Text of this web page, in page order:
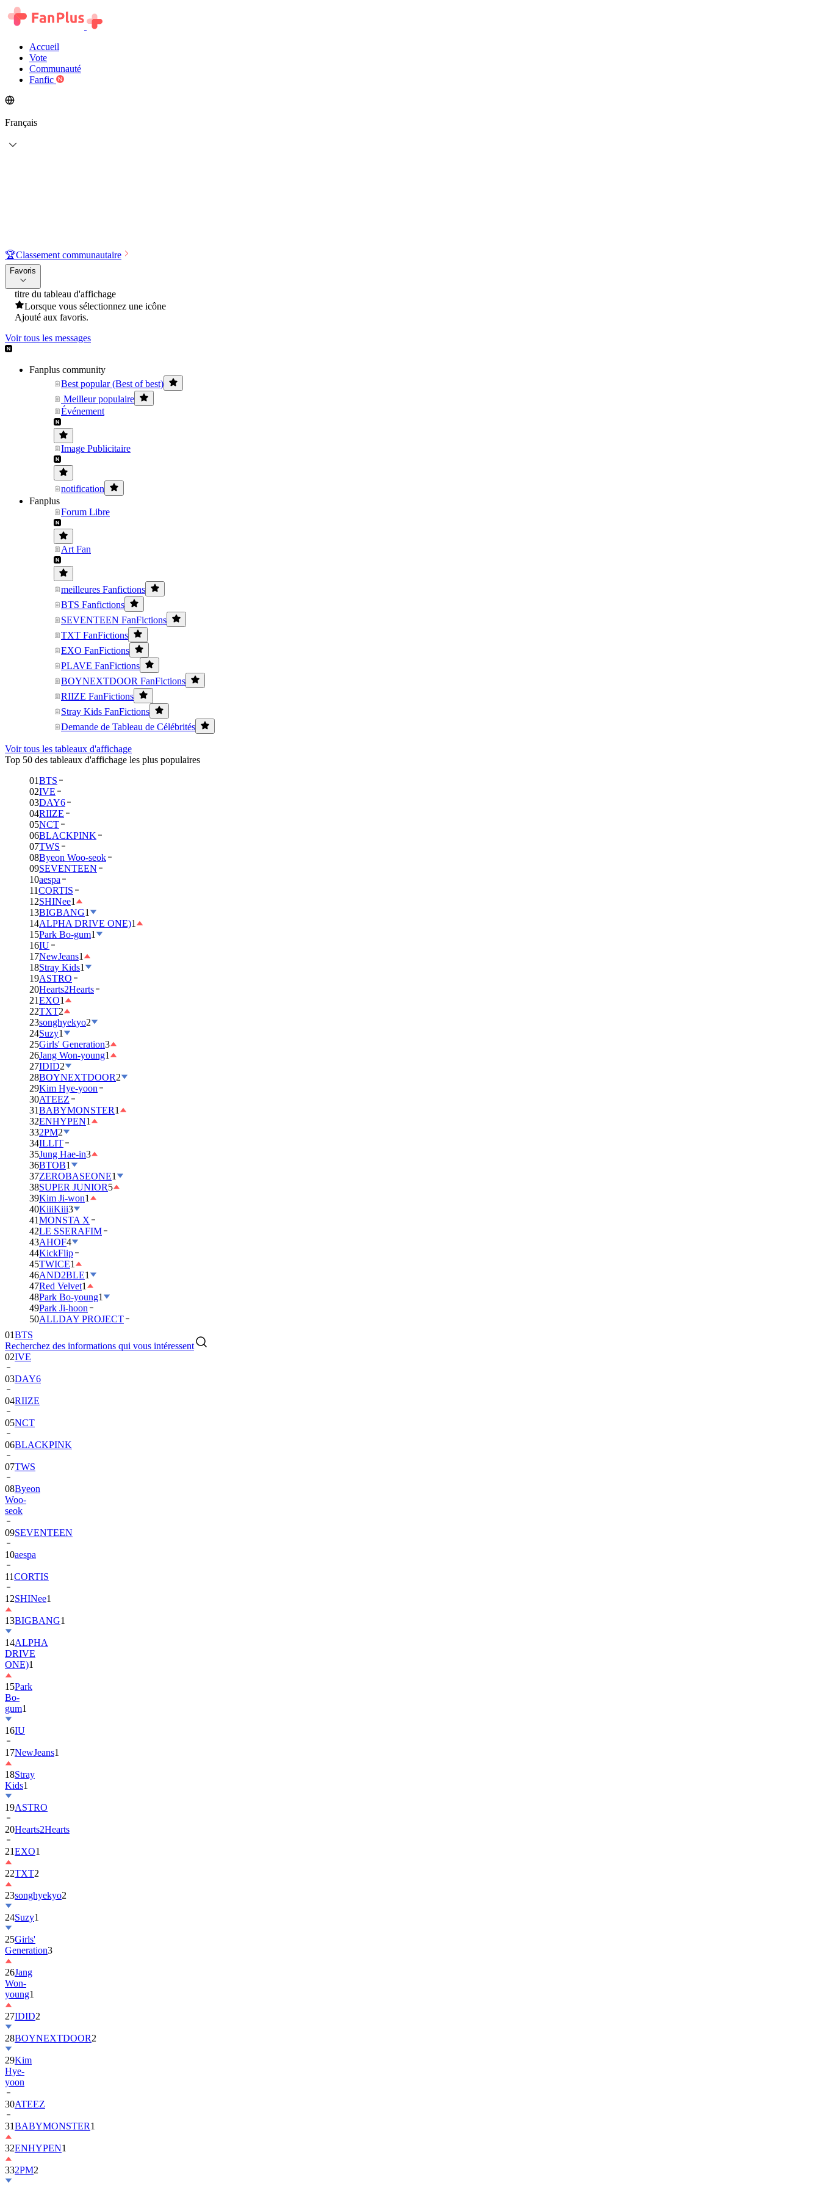
Accueil
Vote
Communauté
Fanfic
Français
🏆Classement communautaire
Favoris
titre du tableau d'affichage
Lorsque vous sélectionnez une icône
Ajouté aux favoris.
Voir tous les messages
Fanplus community
Best popular (Best of best)
Meilleur populaire
Événement
Image Publicitaire
notification
Fanplus
Forum Libre
Art Fan
meilleures Fanfictions
BTS Fanfictions
SEVENTEEN FanFictions
TXT FanFictions
EXO FanFictions
PLAVE FanFictions
BOYNEXTDOOR FanFictions
RIIZE FanFictions
Stray Kids FanFictions
Demande de Tableau de Célébrités
Voir tous les tableaux d'affichage
Top 50 des tableaux d'affichage les plus populaires
01BTS
02IVE
03DAY6
04RIIZE
05NCT
06BLACKPINK
07TWS
08Byeon Woo-seok
09SEVENTEEN
10aespa
11CORTIS
12SHINee1
13BIGBANG1
14ALPHA DRIVE ONE)1
15Park Bo-gum1
16IU
17NewJeans1
18Stray Kids1
19ASTRO
20Hearts2Hearts
21EXO1
22TXT2
23songhyekyo2
24Suzy1
25Girls' Generation3
26Jang Won-young1
27IDID2
28BOYNEXTDOOR2
29Kim Hye-yoon
30ATEEZ
31BABYMONSTER1
32ENHYPEN1
332PM2
34ILLIT
35Jung Hae-in3
36BTOB1
37ZEROBASEONE1
38SUPER JUNIOR5
39Kim Ji-won1
40KiiiKiii3
41MONSTA X
42LE SSERAFIM
43AHOF4
44KickFlip
45TWICE1
46AND2BLE1
47Red Velvet1
48Park Bo-young1
49Park Ji-hoon
50ALLDAY PROJECT
Recherchez des informations qui vous intéressent
BTS
02IVE
03DAY6
04RIIZE
05NCT
06BLACKPINK
07TWS
08Byeon
Woo-
seok
09SEVENTEEN
10aespa
11CORTIS
12SHINee1
13BIGBANG
14ALPHA
DRIVE
ONE)1
15Park
Bo-
gum1
16IU
17NewJeans
18Stray
Kids
19ASTRO
20Hearts2Hearts
21EXO1
22TXT2
23songhyekyo
24Suzy1
25Girls'
Generation
26Jang
Won-
young1
27IDID
28BOYNEXTDOOR
29Kim
Hye-
yoon
30ATEEZ
31BABYMONSTER
32ENHYPEN1
332PM2
34ILLIT